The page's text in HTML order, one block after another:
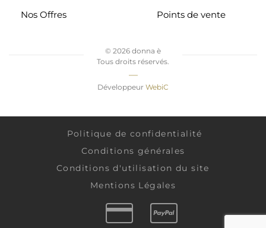
Nos Offres
Points de vente
© 2026 donna è
Tous droits réservés.
—
Développeur WebiC
Politique de confidentialité
Conditions générales
Conditions d'utilisation du site
Mentions Légales